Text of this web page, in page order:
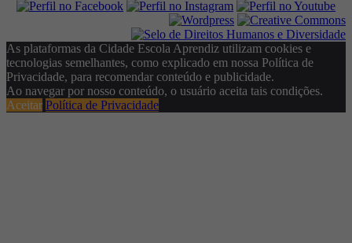
As plataformas da Cidade Escola Aprendiz utilizam cookies e
tecnologias semelhantes, como explicado em nossa Política de
Privacidade, para recomendar conteúdo e publicidade.
Ao navegar por nosso conteúdo, o usuário aceita tais condições.
Aceitar Política de Privacidade